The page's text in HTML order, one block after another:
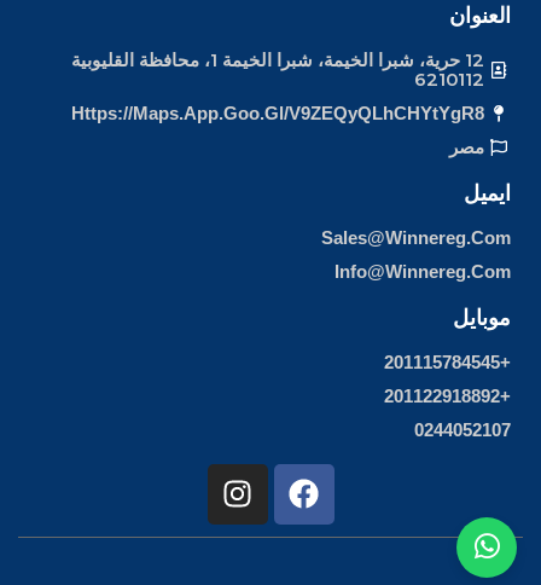
العنوان
12 حرية، شبرا الخيمة، شبرا الخيمة 1، محافظة القليوبية
6210112
Https://maps.app.goo.gl/v9ZEQyQLhCHYtYgR8
مصر
ايميل
Sales@winnereg.com
Info@winnereg.com
موبايل
+201115784545
+201122918892
0244052107
F
a
c
I
n
s